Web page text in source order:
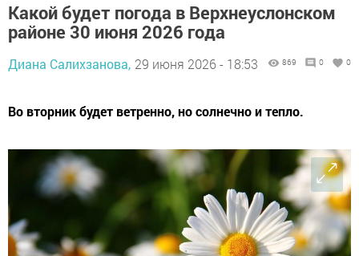
Какой будет погода в Верхнеуслонском
районе 30 июня 2026 года
Диана Салихзанова, 29 июня 2026 - 18:53 869 0 0
Во вторник будет ветренно, но солнечно и тепло.